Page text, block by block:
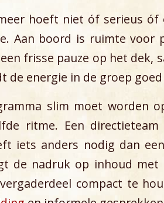
hoeft niet óf serieus
Aan boord is ruimte voor
frisse pauze op het dek,
de energie in de groep
slim moet worden
ritme. Een
iets anders nodig dan
de nadruk op inhoud met
compact te